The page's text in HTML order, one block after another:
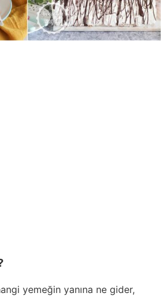
yemeğin yanına ne gider,